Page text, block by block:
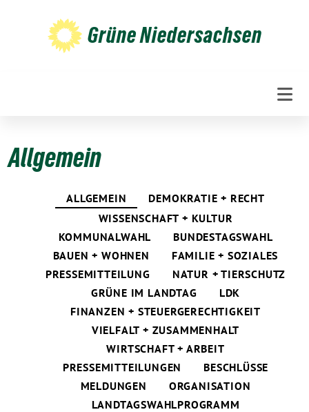
Grüne Niedersachsen
Allgemein
ALLGEMEIN
DEMOKRATIE + RECHT
WISSENSCHAFT + KULTUR
KOMMUNALWAHL
BUNDESTAGSWAHL
BAUEN + WOHNEN
FAMILIE + SOZIALES
PRESSEMITTEILUNG
NATUR + TIERSCHUTZ
GRÜNE IM LANDTAG
LDK
FINANZEN + STEUERGERECHTIGKEIT
VIELFALT + ZUSAMMENHALT
WIRTSCHAFT + ARBEIT
PRESSEMITTEILUNGEN
BESCHLÜSSE
MELDUNGEN
ORGANISATION
LANDTAGSWAHLPROGRAMM